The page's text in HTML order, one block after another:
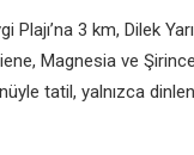
3 km, Dilek
Magnesia ve
tatil, yalnızca